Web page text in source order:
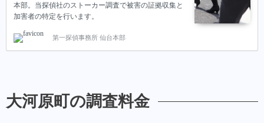
本部。当探偵社のストーカー調査で被害の証拠収集と
加害者の特定を行います。
第一探偵事務所 仙台本部
大河原町の調査料金